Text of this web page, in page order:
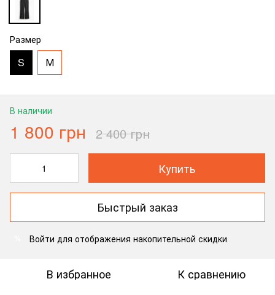
Размер
S М
В наличии
1 800 грн 2 400 грн
Купить
Быстрый заказ
Войти для отображения накопительной скидки
В избранное К сравнению